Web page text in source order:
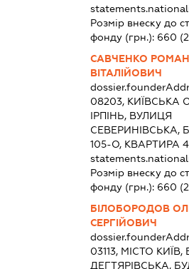
Розмір внеску до
фонду (грн.): 660
САВЧЕНКО РОМАН
ВІТАЛІЙОВИЧ
08203, КИЇВСЬКА
ІРПІНЬ, ВУЛИЦЯ
СЕВЕРИНІВСЬКА,
105-О, КВАРТИРА 4
Розмір внеску до
фонду (грн.): 660
БІЛОБОРОДОВ
СЕРГІЙОВИЧ
03113, МІСТО
ДЕГТЯРІВСЬКА,